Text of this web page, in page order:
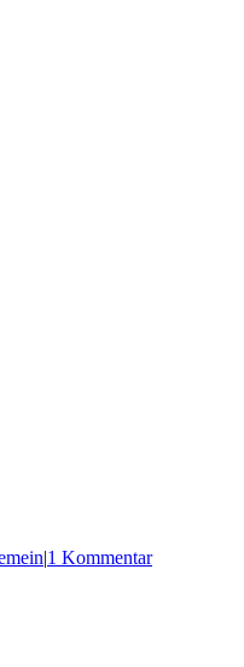
|1 Kommentar